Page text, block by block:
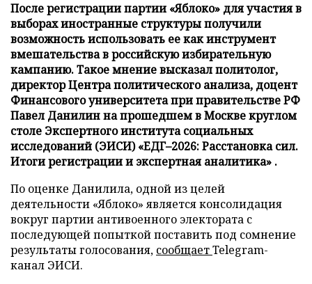
После регистрации партии «Яблоко» для участия в
выборах иностранные структуры получили
возможность использовать ее как инструмент
вмешательства в российскую избирательную
кампанию. Такое мнение высказал политолог,
директор Центра политического анализа, доцент
Финансового университета при правительстве РФ
Павел Данилин на прошедшем в Москве круглом
столе Экспертного института социальных
исследований (ЭИСИ) «ЕДГ–2026: Расстановка сил.
Итоги регистрации и экспертная аналитика» .
По оценке Данилила, одной из целей
деятельности «Яблоко» является консолидация
вокруг партии антивоенного электората с
последующей попыткой поставить под сомнение
результаты голосования, сообщаетTelegram-
канал ЭИСИ.